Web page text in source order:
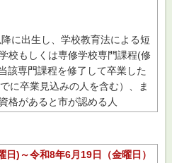
に出生し、学校教育法による短
校もしくは専修学校専門課程(修
該専門課程を修了して卒業した
に卒業見込みの人を含む）、ま
格があると市が認める人
日)～令和8年6月19日（金曜日）